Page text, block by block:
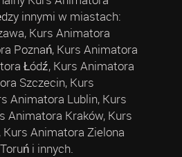
innymi w miastach:
Kurs Animatora
Poznań, Kurs Animatora
Łódź, Kurs Animatora
Szczecin, Kurs
Animatora Lublin, Kurs
Animatora Kraków, Kurs
Animatora Zielona
i innych.